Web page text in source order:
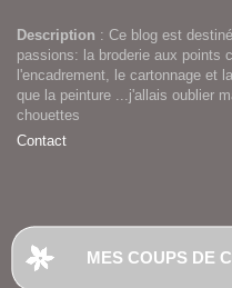
Description : Ce blog est
passions: la broderie aux points
l'encadrement, le cartonnage et
que la peinture ...j'allais oublier
chouettes
Contact
MES COUPS DE